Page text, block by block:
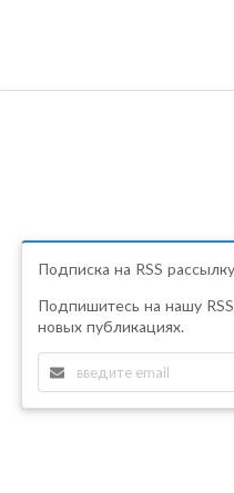
Подписка на RSS рассылку
Подпишитесь на нашу
новых публикациях.